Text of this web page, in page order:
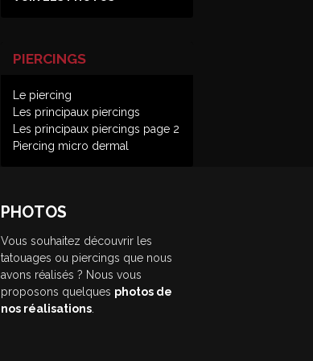
PIERCINGS
Le piercing
Les principaux piercings
Les principaux piercings page 2
Piercing micro dermal
PHOTOS
Vous souhaitez découvrir les
tatouages ou piercings que nous
avons réalisés ? Nous vous
proposons quelques photos de
nos réalisations.